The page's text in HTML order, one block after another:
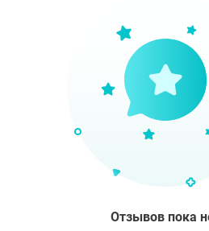
Прекратите
Огнеопасно!
открытого
попадания в
распыления.
утилизировать
Отзывов пока